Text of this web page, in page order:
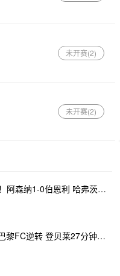
未开赛(2)
未开赛(2)
先赛5分领跑！阿森纳1-0伯恩利 哈弗茨制胜+蹬踏染黄 萨卡献助攻
大巴黎1-2遭巴黎FC逆转 登贝莱27分钟伤退 戈里替补双响+读秒绝杀